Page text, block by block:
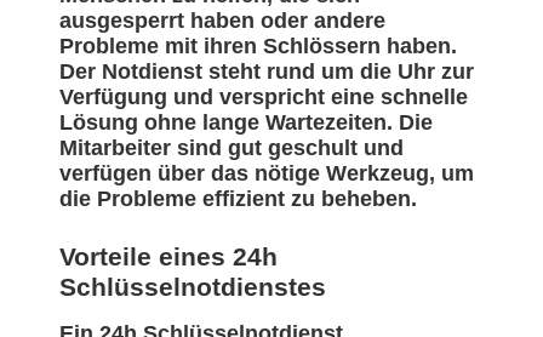
ausgesperrt haben oder andere
Probleme mit ihren Schlössern haben.
Der Notdienst steht rund um die Uhr zur
Verfügung und verspricht eine schnelle
Lösung ohne lange Wartezeiten. Die
Mitarbeiter sind gut geschult und
verfügen über das nötige Werkzeug, um
die Probleme effizient zu beheben.
Vorteile eines 24h
Schlüsselnotdienstes